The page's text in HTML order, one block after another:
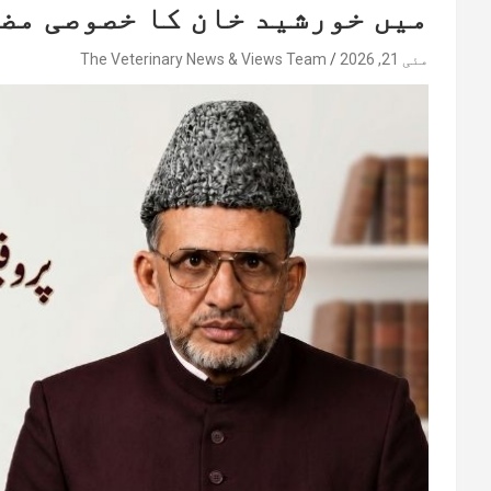
میں خورشید خان کا خصوصی
مئی 21, 2026 The Veterinary News & Views Team